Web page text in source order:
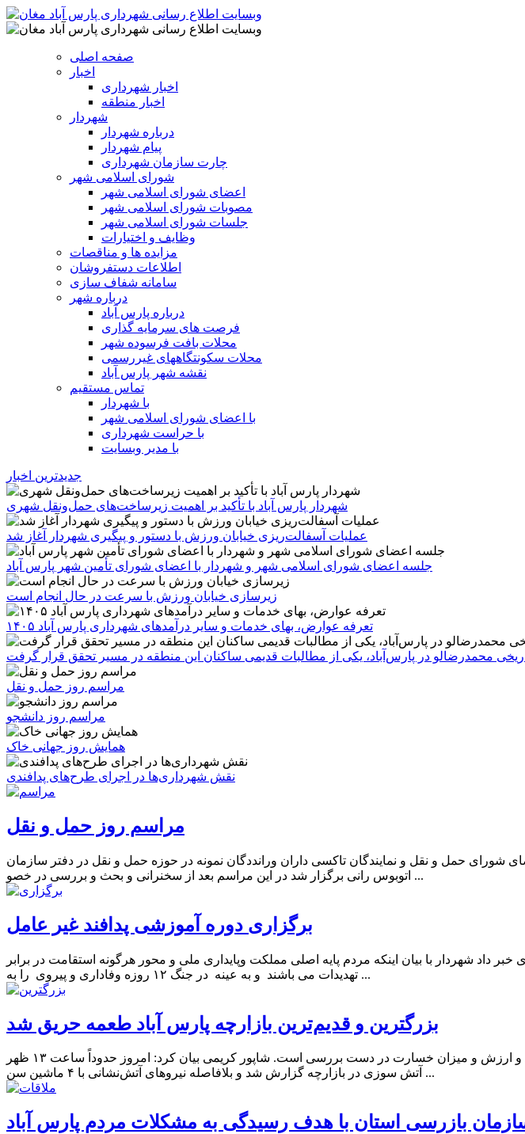
صفحه اصلی
اخبار
اخبار شهرداری
اخبار منطقه
شهردار
درباره شهردار
پیام شهردار
چارت سازمان شهرداری
شورای اسلامی شهر
اعضای شورای اسلامی شهر
مصوبات شورای اسلامی شهر
جلسات شورای اسلامی شهر
وظایف و اختیارات
مزایده ها و مناقصات
اطلاعات دستفروشان
سامانه شفاف سازی
درباره شهر
درباره پارس آباد
فرصت های سرمایه گذاری
محلات بافت فرسوده شهر
محلات سکونتگاههای غیررسمی
نقشه شهر پارس آباد
تماس مستقیم
با شهردار
با اعضای شورای اسلامی شهر
با حراست شهرداری
با مدیر وبسایت
جدیدترین اخبار
شهردار پارس آباد با تأکید بر اهمیت زیرساخت‌های حمل‌ونقل شهری
عملیات آسفالت‌ریزی خیابان ورزش با دستور و پیگیری شهردار آغاز شد
جلسه اعضای شورای اسلامی شهر و شهردار با اعضای شورای تأمین شهر پارس آباد
زیرسازی خیابان ورزش با سرعت در حال انجام است
تعرفه عوارض، بهای خدمات و سایر درآمدهای شهرداری پارس آباد ۱۴۰۵
محمدرضالو در پارس‌آباد، یکی از مطالبات قدیمی ساکنان این منطقه در مسیر تحقق قرار گرفت
مراسم روز حمل و نقل
مراسم روز دانشجو
همایش روز جهانی خاک
نقش شهرداری‌ها در اجرای طرح‌های پدافندی
مراسم روز حمل و نقل
شورای حمل و نقل و نمایندگان تاکسی داران ورانددگان نمونه در حوزه حمل و نقل در دفتر سازمان
اتوبوس رانی برگزار شد در این مراسم بعد از سخنرانی و بحث و بررسی در خصو ...
برگزاری دوره آموزشی پدافند غیر عامل
داد شهردار با بیان اینکه مردم پایه اصلی مملکت وپایداری ملی و محور هرگونه استقامت در برابر
تهدیدات می باشند و به عینه در جنگ ۱۲ روزه وفاداری و پیروی را به ...
بزرگترین و قدیم‌ترین بازارچه پارس آباد طعمه حریق شد
شهردار پارس آباد مغان گفت: حدوداً ۳۰درصد از قدیمی‌ترین بازارچه این شهرستان امروز در آتش سوخت و ارزش و میزان خسارت در دست بررسی است. شاپور کریمی بیان کرد: امروز حدوداً ساعت ۱۳ ظهر
آتش سوزی در بازارچه گزارش شد و بلافاصله نیروهای آتش‌نشانی با ۴ ماشین سن ...
بازرسی استان با هدف رسیدگی به مشکلات مردم پارس آباد